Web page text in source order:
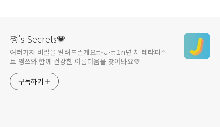
쩡's Secrets💗
여러가지 비밀을 알려드릴게요ෆ ･ᴗ･ෆ 1n년 차 테라피스
트 쩡쓰와 함께 건강한 아름다움을 찾아봐요💚
구독하기